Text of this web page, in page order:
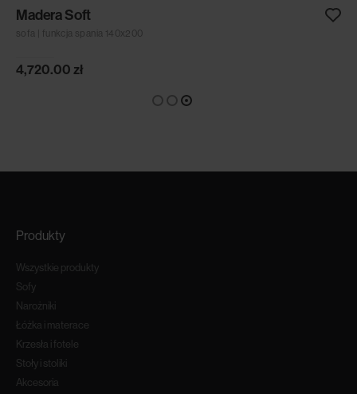
Madera Soft
sofa | funkcja spania 140x200
4,720.00 zł
Produkty
Wszystkie produkty
Sofy
Narożniki
Łóżka i materace
Krzesła i fotele
Stoły i stoliki
Akcesoria